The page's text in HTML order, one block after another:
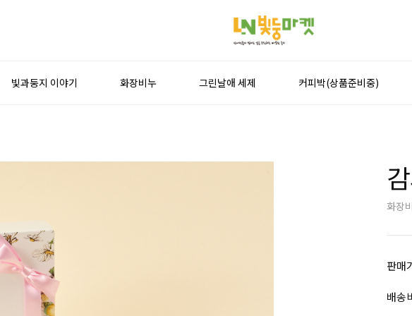
빛과둥지 이야기 화장비누 그린날애 세제 커피박(상품준비중)
화장
판매
배송